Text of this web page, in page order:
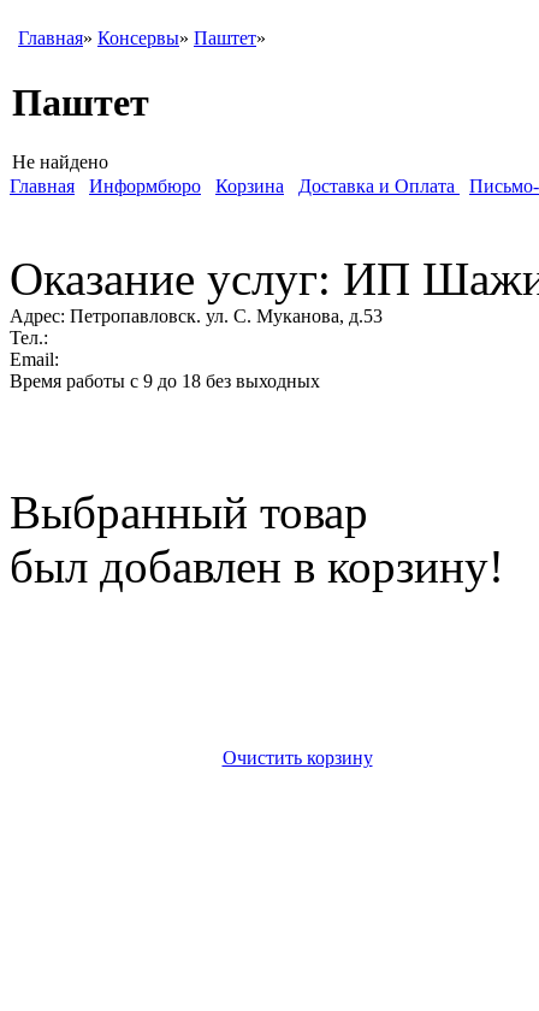
Главная» Консервы» Паштет»
Паштет
Не найдено
Главная
Информбюро Корзина Доставка и Оплата
Оказание услуг: ИП
Адрес: Петропавловск. ул. С. Муканова, д.53
Тел.:
Email:
Время работы с 9 до 18 без выходных
Выбранный товар
был добавлен в корзину!
Очистить корзину